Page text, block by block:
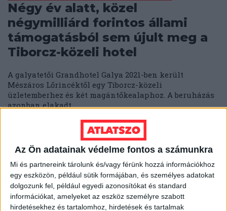
Az Ön adatainak védelme fontos a számunkra
Mi és partnereink tárolunk és/vagy férünk hozzá információkhoz
egy eszközön, például sütik formájában, és személyes adatokat
dolgozunk fel, például egyedi azonosítókat és standard
információkat, amelyeket az eszköz személyre szabott
hirdetésekhez és tartalomhoz, hirdetések és tartalmak
Négy év alatt, közel
négymilliárd forintos állami
támogatásból sem újult meg a
Tiborcz-közeli hotel
A galyatetői Grandhotel Galya 2021-ben került
Mészáros Lőrincéktől egy Tiborcz-közeli
üzletemberhez és két magántőkealaphoz. A beruházás
azonban elakadt.
2026. június 8. 8
AKKUHULLADÉK
„Egy szappangyár is veszélyes"
– két polgármester, két
akkufeldolgozó